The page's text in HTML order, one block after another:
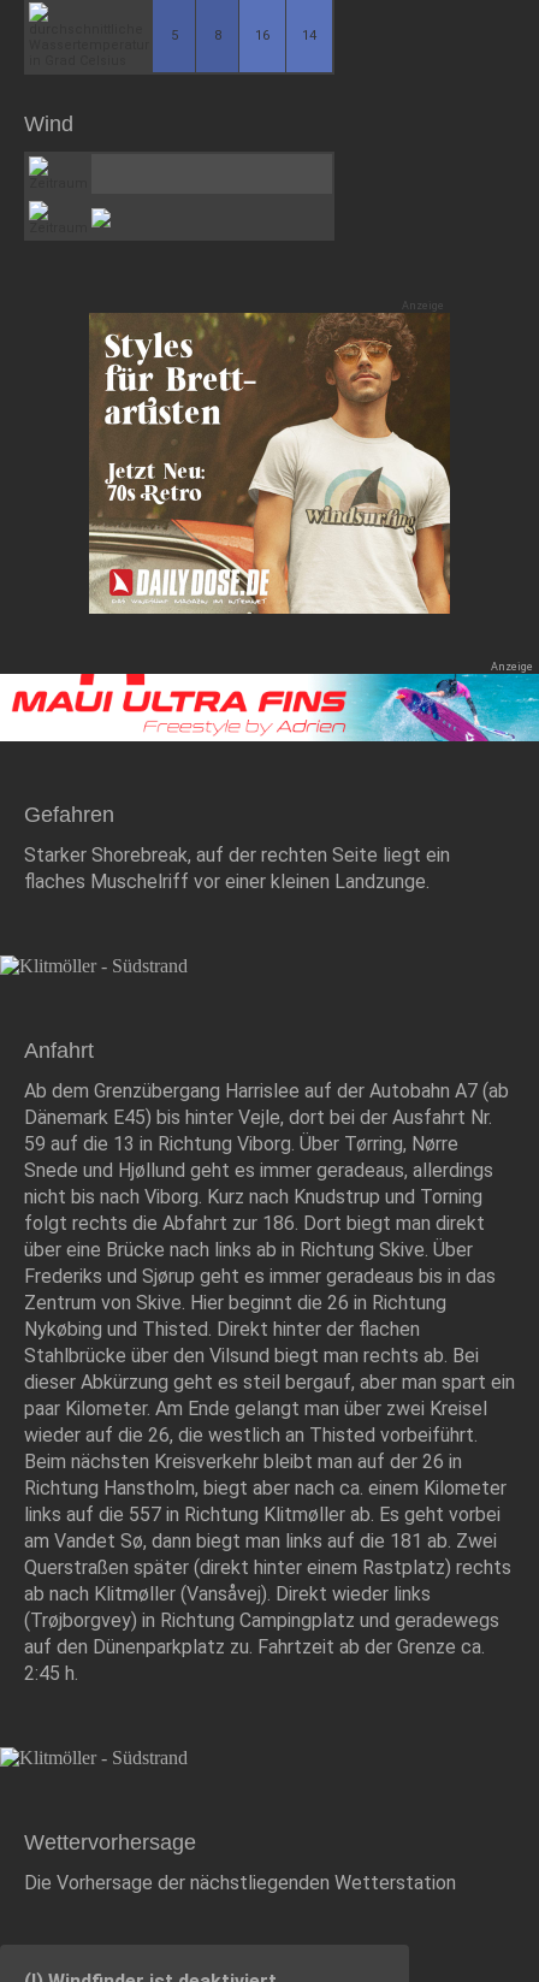
5 8 16 14
Wind
Gefahren
Starker Shorebreak, auf der rechten Seite liegt ein
flaches Muschelriff vor einer kleinen Landzunge.
Anfahrt
Ab dem Grenzübergang Harrislee auf der Autobahn A7 (ab
Dänemark E45) bis hinter Vejle, dort bei der Ausfahrt Nr.
59 auf die 13 in Richtung Viborg. Über Tørring, Nørre
Snede und Hjøllund geht es immer geradeaus, allerdings
nicht bis nach Viborg. Kurz nach Knudstrup und Torning
folgt rechts die Abfahrt zur 186. Dort biegt man direkt
über eine Brücke nach links ab in Richtung Skive. Über
Frederiks und Sjørup geht es immer geradeaus bis in das
Zentrum von Skive. Hier beginnt die 26 in Richtung
Nykøbing und Thisted. Direkt hinter der flachen
Stahlbrücke über den Vilsund biegt man rechts ab. Bei
dieser Abkürzung geht es steil bergauf, aber man spart ein
paar Kilometer. Am Ende gelangt man über zwei Kreisel
wieder auf die 26, die westlich an Thisted vorbeiführt.
Beim nächsten Kreisverkehr bleibt man auf der 26 in
Richtung Hanstholm, biegt aber nach ca. einem Kilometer
links auf die 557 in Richtung Klitmøller ab. Es geht vorbei
am Vandet Sø, dann biegt man links auf die 181 ab. Zwei
Querstraßen später (direkt hinter einem Rastplatz) rechts
ab nach Klitmøller (Vansåvej). Direkt wieder links
(Trøjborgvey) in Richtung Campingplatz und geradewegs
auf den Dünenparkplatz zu. Fahrtzeit ab der Grenze ca.
2:45 h.
Wettervorhersage
Die Vorhersage der nächstliegenden Wetterstation